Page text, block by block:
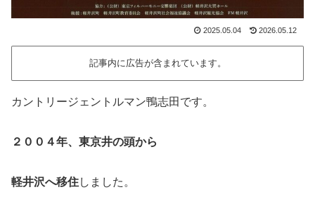
2025.05.04 2026.05.12
記事内に広告が含まれています。
カントリージェントルマン鴨志田です。
２００４年、東京井の頭から
軽井沢へ移住しました。